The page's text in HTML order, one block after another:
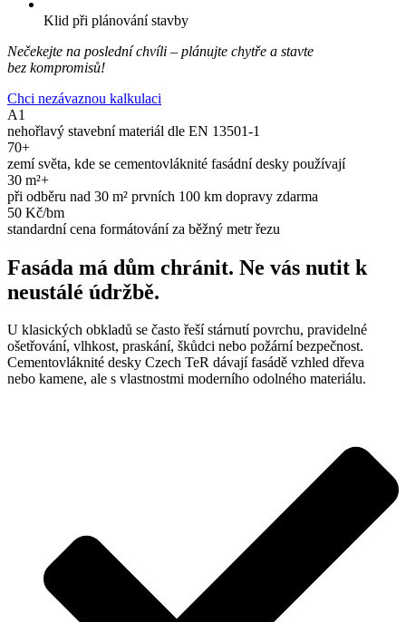
Klid při plánování stavby
Nečekejte na poslední chvíli – plánujte chytře a stavte
bez kompromisů!
Chci nezávaznou kalkulaci
A1
nehořlavý stavební materiál dle EN 13501-1
70+
zemí světa, kde se cementovláknité fasádní desky používají
30 m²+
při odběru nad 30 m² prvních 100 km dopravy zdarma
50 Kč/bm
standardní cena formátování za běžný metr řezu
Fasáda má dům chránit. Ne vás nutit k
neustálé údržbě.
U klasických obkladů se často řeší stárnutí povrchu, pravidelné
ošetřování, vlhkost, praskání, škůdci nebo požární bezpečnost.
Cementovláknité desky Czech TeR dávají fasádě vzhled dřeva
nebo kamene, ale s vlastnostmi moderního odolného materiálu.